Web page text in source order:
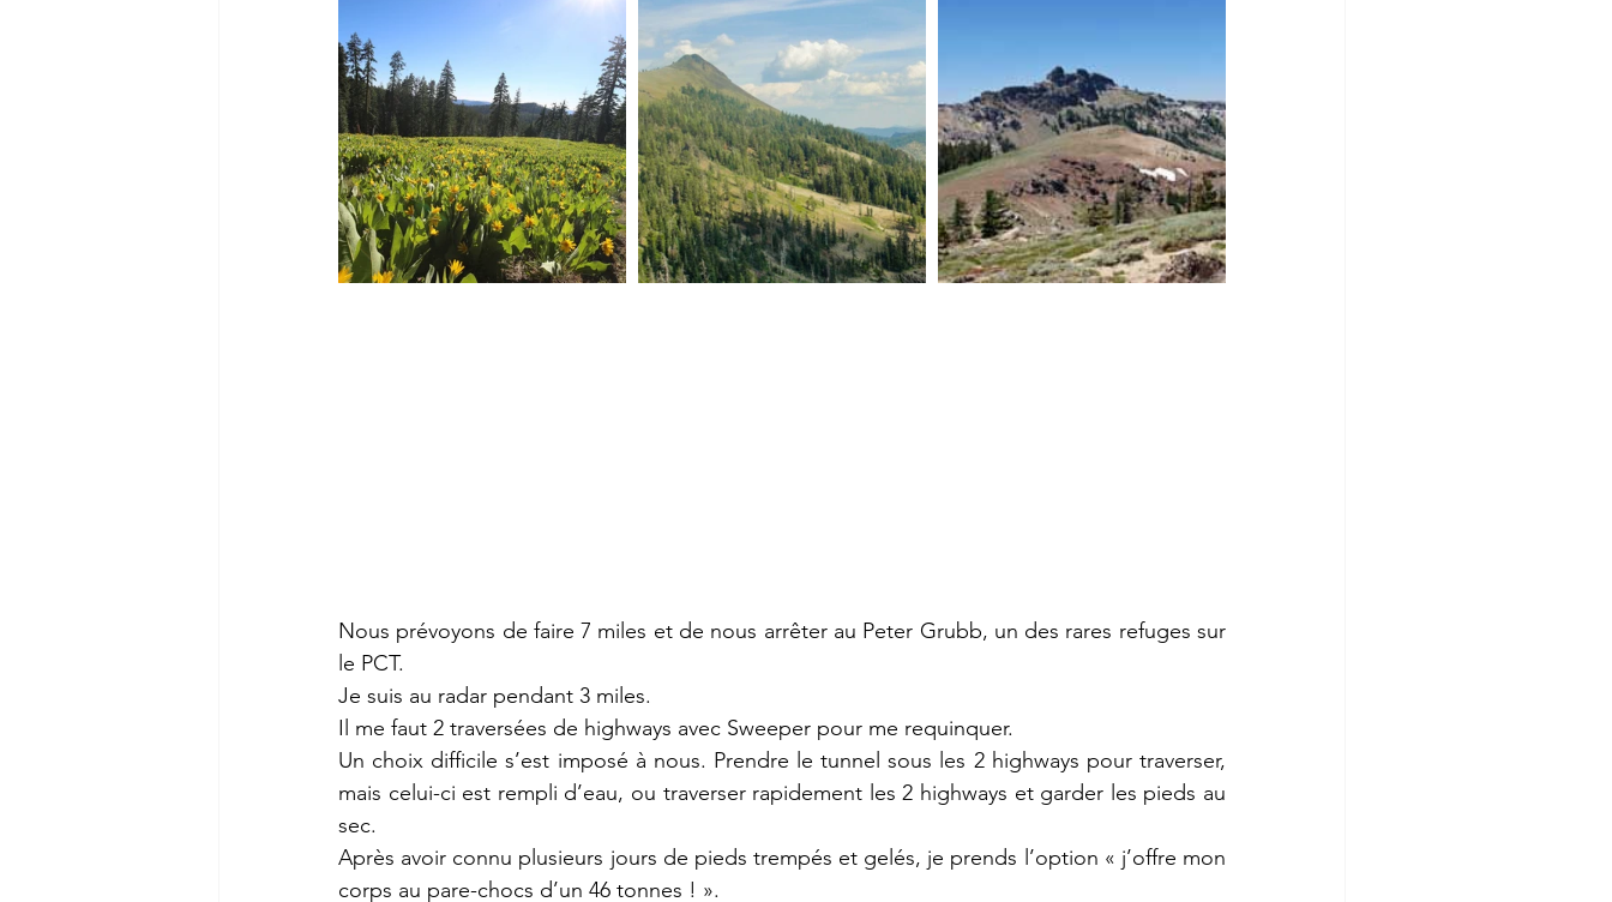
Nous prévoyons de faire 7 miles et de nous arrêter au Peter Grubb, un des rares refuges sur
le PCT.
Je suis au radar pendant 3 miles.
Il me faut 2 traversées de highways avec Sweeper pour me requinquer.
Un choix difficile s’est imposé à nous. Prendre le tunnel sous les 2 highways pour traverser,
mais celui-ci est rempli d’eau, ou traverser rapidement les 2 highways et garder les pieds au
sec.
Après avoir connu plusieurs jours de pieds trempés et gelés, je prends l’option « j’offre mon
corps au pare-chocs d’un 46 tonnes ! ».